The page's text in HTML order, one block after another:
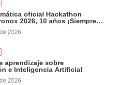
oficial Hackathon
2026, 10 años ¡Siempre
2026
aprendizaje sobre
e Inteligencia Artificial
2026